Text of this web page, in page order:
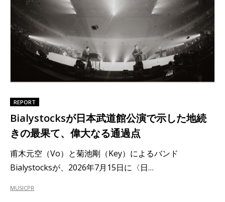
REPORT
Bialystocksが日本武道館公演で示した地続
きの最果て、偉大なる通過点
甫木元空（Vo）と菊池剛（Key）によるバンド
Bialystocksが、2026年7月15日に〈日…
MUSICPR